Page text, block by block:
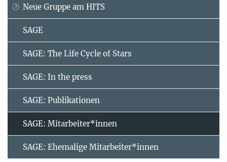
Neue Gruppe am HITS
SAGE
SAGE: The Life Cycle of Stars
SAGE: In the press
SAGE: Publikationen
SAGE: Mitarbeiter*innen
SAGE: Ehemalige Mitarbeiter*innen